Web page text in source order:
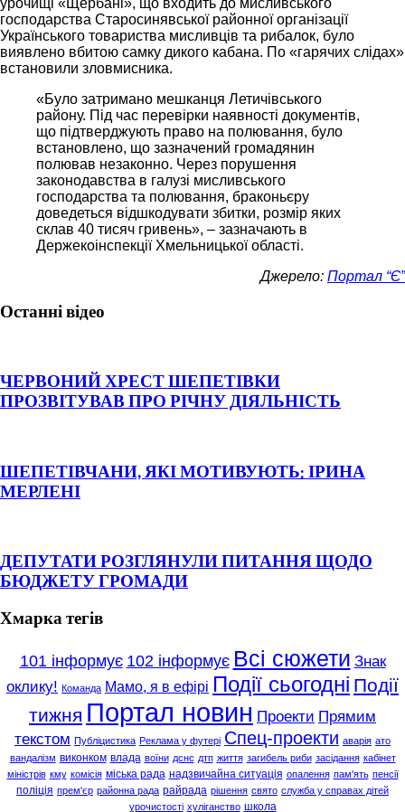
урочищі «Щербані», що входить до мисливського
господарства Старосинявської районної організації
Українського товариства мисливців та рибалок, було
виявлено вбитою самку дикого кабана. По «гарячих слідах»
встановили зловмисника.
«Було затримано мешканця Летичівського
району. Під час перевірки наявності документів,
що підтверджують право на полювання, було
встановлено, що зазначений громадянин
полював незаконно. Через порушення
законодавства в галузі мисливського
господарства та полювання, браконьєру
доведеться відшкодувати збитки, розмір яких
склав 40 тисяч гривень», – зазначають в
Держекоінспекції Хмельницької області.
Джерело: Портал “Є”
Останні відео
ЧЕРВОНИЙ ХРЕСТ ШЕПЕТІВКИ
ПРОЗВІТУВАВ ПРО РІЧНУ ДІЯЛЬНІСТЬ
ШЕПЕТІВЧАНИ, ЯКІ МОТИВУЮТЬ: ІРИНА
МЕРЛЕНІ
ДЕПУТАТИ РОЗГЛЯНУЛИ ПИТАННЯ ЩОДО
БЮДЖЕТУ ГРОМАДИ
Хмарка тегів
101 інформує 102 інформує Всі сюжети Знак
оклику! Команда Мамо, я в ефірі Події сьогодні Події
тижня Портал новин Проекти Прямим
текстом Публіцистика Реклама у футері Спец-проекти аварія ато
вандалізм виконком влада воїни дснс дтп життя загибель риби засідання кабінет
міністрів кму комісія міська рада надзвичайна ситуація опалення пам'ять пенсії
поліція прем'єр районна рада райрада рішення свято служба у справах дітей
урочистості хуліганство школа